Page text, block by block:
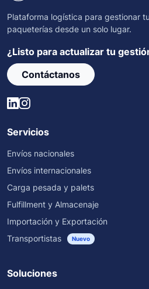
Plataforma logística para gestionar
paqueterías desde un solo lugar.
¿Listo para actualizar tu
Contáctanos
Servicios
Envíos nacionales
Envíos internacionales
Carga pesada y palets
Fulfillment y Almacenaje
Importación y Exportación
Transportistas
Nuevo
Soluciones